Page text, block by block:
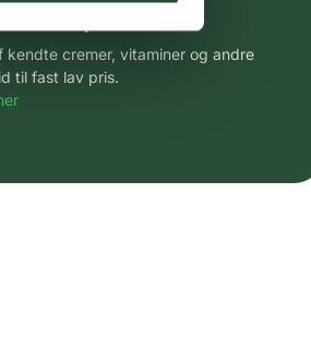
produkter
cremer, vitaminer og andre
til fast lav pris.